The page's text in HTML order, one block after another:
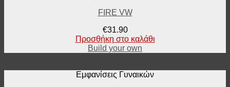
FIRE VW
€31.90
Προσθήκη στο καλάθι
Build your own
Εμφανίσεις Γυναικών